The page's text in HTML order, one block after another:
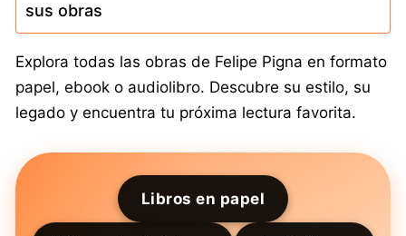
sus obras
Explora todas las obras de Felipe Pigna en formato
papel, ebook o audiolibro. Descubre su estilo, su
legado y encuentra tu próxima lectura favorita.
Libros en papel